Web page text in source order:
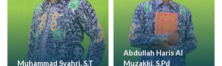
Muhammad Syahri, S.T
Abdullah Haris Al
Muzakki, S.Pd